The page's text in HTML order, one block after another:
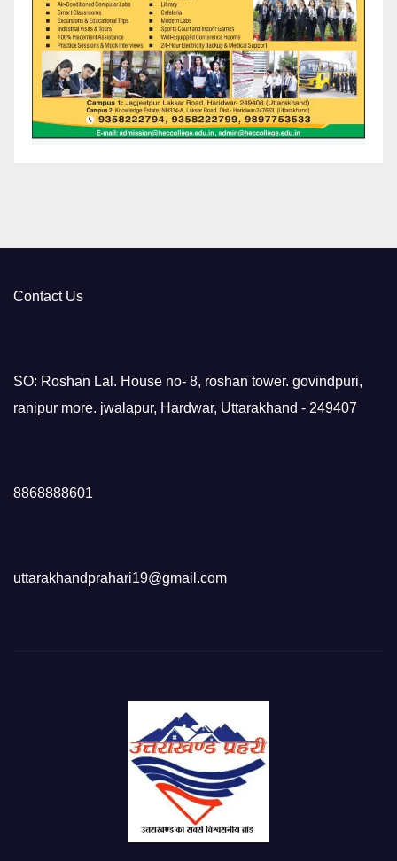
Contact Us
SO: Roshan Lal. House no- 8, roshan tower. govindpuri,
ranipur more. jwalapur, Hardwar, Uttarakhand - 249407
8868888601
uttarakhandprahari19@gmail.com